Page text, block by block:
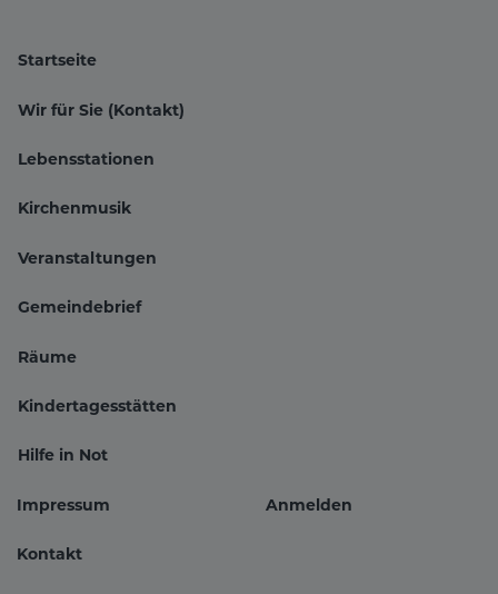
Hauptnavigation
Startseite
Wir für Sie (Kontakt)
Lebensstationen
Kirchenmusik
Veranstaltungen
Gemeindebrief
Räume
Kindertagesstätten
Hilfe in Not
Fußbereichsmenü
Impressum
Kontakt
Anmelden